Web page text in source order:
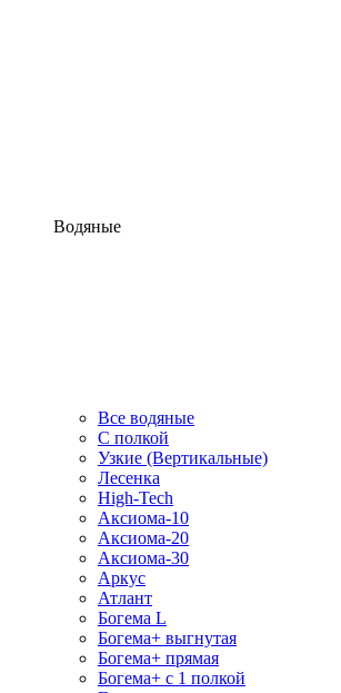
Водяные
Все водяные
С полкой
Узкие (Вертикальные)
Лесенка
High-Tech
Аксиома-10
Аксиома-20
Аксиома-30
Аркус
Атлант
Богема L
Богема+ выгнутая
Богема+ прямая
Богема+ с 1 полкой